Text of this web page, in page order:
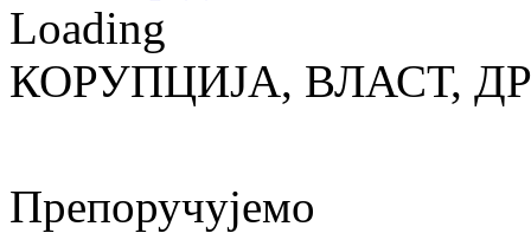
Loading
КОРУПЦИЈА, ВЛАСТ,
Препоручујемо